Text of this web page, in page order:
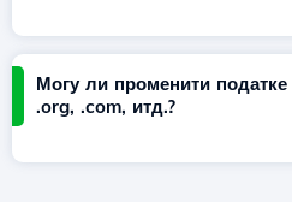
Могу ли променити
.org, .com, итд.?